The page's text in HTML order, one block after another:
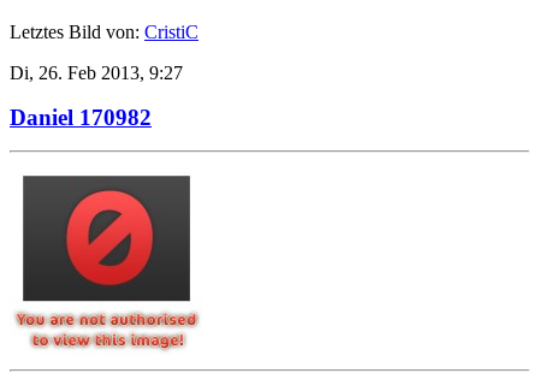
Letztes Bild von: CristiC
Di, 26. Feb 2013, 9:27
Daniel 170982